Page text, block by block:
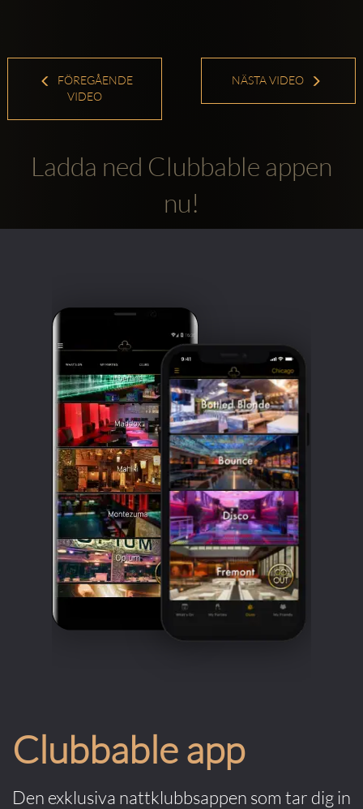
FÖREGÅENDE
VIDEO
NÄSTA VIDEO
Ladda ned Clubbable appen
nu!
Clubbable app
Den exklusiva nattklubbsappen som tar dig in